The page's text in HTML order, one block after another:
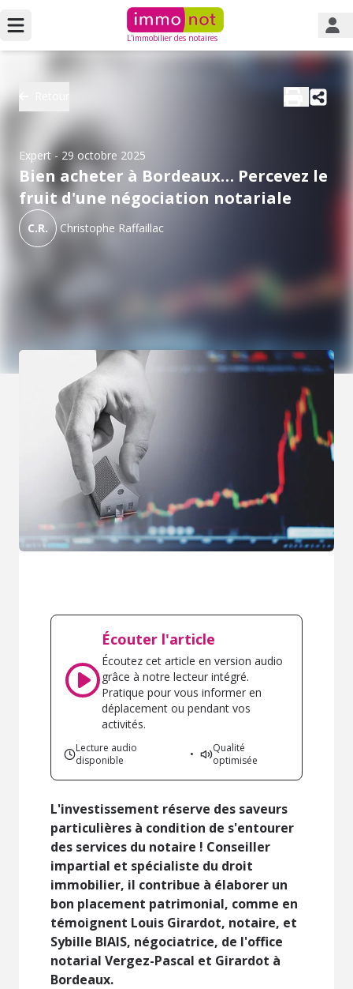
L'immobilier des notaires
Expert- 29 octobre 2025
Bien acheter à Bordeaux… Percevez le
fruit d'une négociation notariale
C.R. Christophe Raffaillac
Écouter l'article
Écoutez cet article en version audio
grâce à notre lecteur intégré.
Pratique pour vous informer en
déplacement ou pendant vos
activités.
Lecture audio
disponible
•
Qualité
optimisée
L'investissement réserve des saveurs
particulières à condition de s'entourer
des services du notaire ! Conseiller
impartial et spécialiste du droit
immobilier, il contribue à élaborer un
bon placement patrimonial, comme en
témoignent Louis Girardot, notaire, et
Sybille BIAIS, négociatrice, de l'office
notarial Vergez-Pascal et Girardot à
Bordeaux.